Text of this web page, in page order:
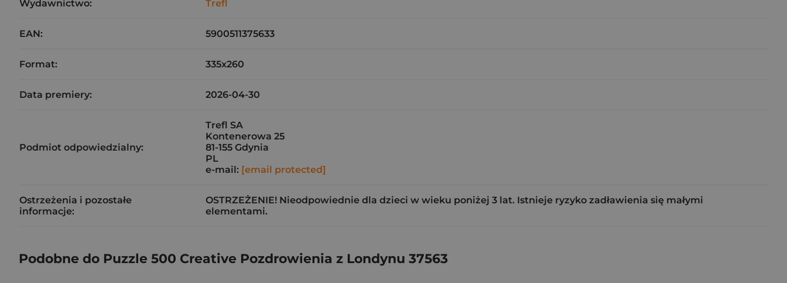
Wydawnictwo: Trefl
EAN: 5900511375633
Format: 335x260
Data premiery: 2026-04-30
Podmiot odpowiedzialny:
Trefl SA
Kontenerowa 25
81-155 Gdynia
PL
e-mail: [email protected]
Ostrzeżenia i pozostałe
informacje:
OSTRZEŻENIE! Nieodpowiednie dla dzieci w wieku poniżej 3 lat. Istnieje ryzyko zadławienia się małymi
elementami.
Podobne do Puzzle 500 Creative Pozdrowienia z Londynu 37563